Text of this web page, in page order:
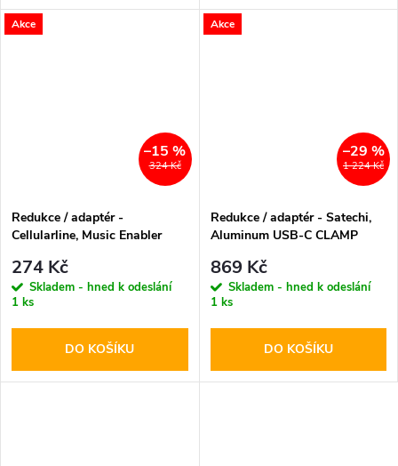
Akce
324 Kč
–15 %
Redukce / adaptér -
Cellularline, Music Enabler
274 Kč
Skladem - hned k odeslání
1 ks
DO KOŠÍKU
Akce
1 224 Kč
–29 %
Redukce / adaptér - Satechi,
Aluminum USB-C CLAMP
869 Kč
Skladem - hned k odeslání
1 ks
DO KOŠÍKU